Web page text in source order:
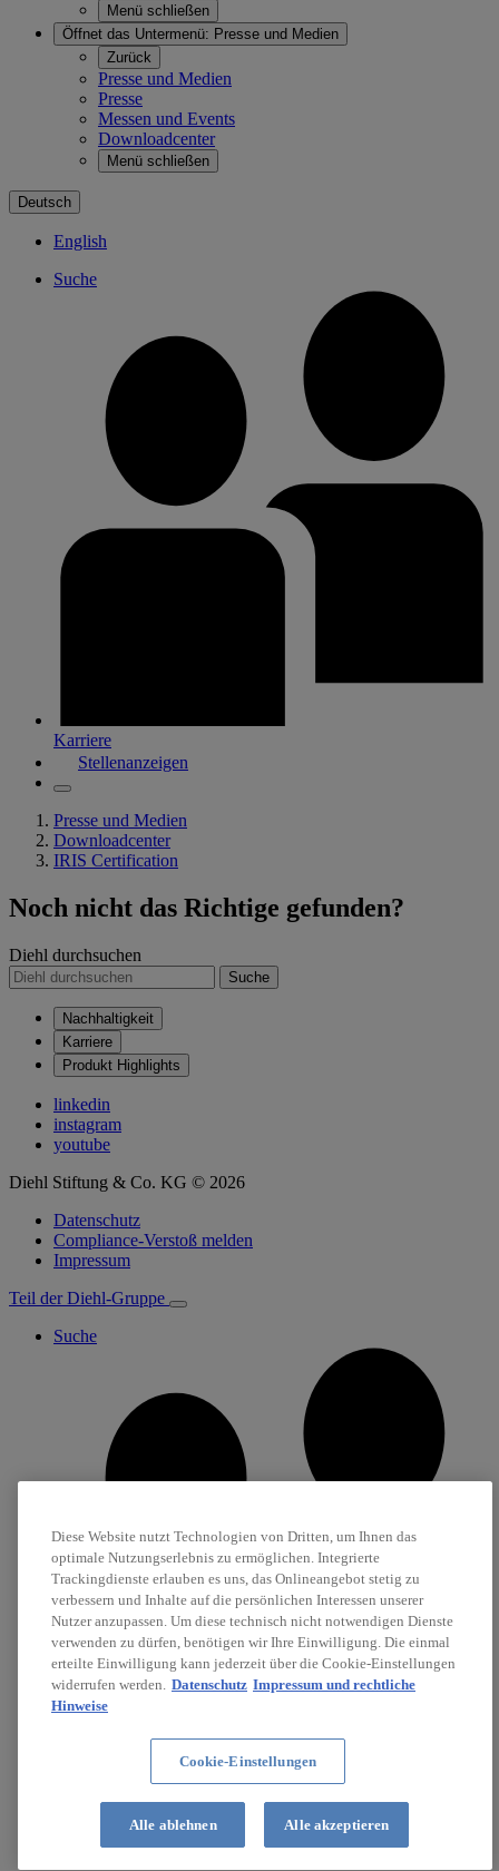
Menü schließen
Öffnet das Untermenü: Presse und Medien
Zurück
Presse und Medien
Presse
Messen und Events
Downloadcenter
Menü schließen
Deutsch
English
Suche
Karriere
Stellenanzeigen
Presse und Medien
Downloadcenter
IRIS Certification
Noch nicht das Richtige gefunden?
Diehl durchsuchen
Suche
Nachhaltigkeit
Karriere
Produkt Highlights
linkedin
instagram
youtube
Diehl Stiftung & Co. KG © 2026
Datenschutz
Compliance-Verstoß melden
Impressum
Teil der Diehl-Gruppe
Suche
Stellenanzeigen
Diese Website nutzt Technologien von Dritten, um Ihnen das
optimale Nutzungserlebnis zu ermöglichen. Integrierte
Trackingdienste erlauben es uns, das Onlineangebot stetig zu
verbessern und Inhalte auf die persönlichen Interessen unserer
Nutzer anzupassen. Um diese technisch nicht notwendigen Dienste
verwenden zu dürfen, benötigen wir Ihre Einwilligung. Die einmal
erteilte Einwilligung kann jederzeit über die Cookie-Einstellungen
widerrufen werden. Datenschutz Impressum und rechtliche
Hinweise
Cookie-Einstellungen
Alle ablehnen Alle akzeptieren